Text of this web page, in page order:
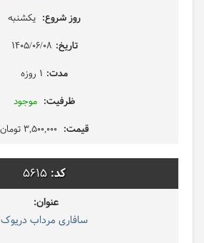
یکشنبه
1405/06/08
1 روزه
موجود
3,500,000 تومان
5615
سافاری مرداب دریوک